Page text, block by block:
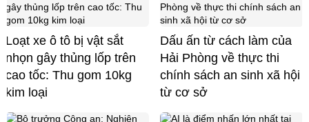
Loạt xe ô tô bị vật sắt
nhọn gây thủng lốp trên
cao tốc: Thu gom 10kg
kim loại
Dấu ấn từ cách làm của
Hải Phòng về thực thi
chính sách an sinh xã hội
từ cơ sở